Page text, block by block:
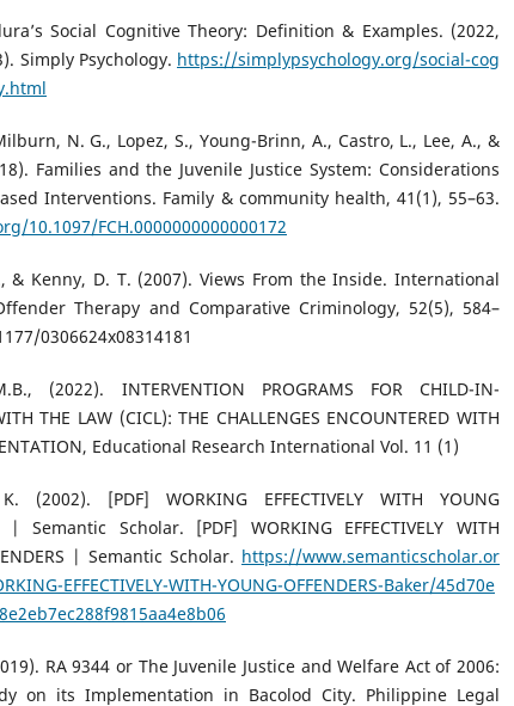
Social Cognitive Theory: Definition & Examples. (2022,
Simply Psychology. https://simplypsychology.org/social-cog
N. G., Lopez, S., Young-Brinn, A., Castro, L., Lee, A., &
Families and the Juvenile Justice System: Considerations
Interventions. Family & community health, 41(1), 55–63.
10.1097/FCH.0000000000000172
& Kenny, D. T. (2007). Views From the Inside. International
Therapy and Comparative Criminology, 52(5), 584–
0306624x08314181
(2022). INTERVENTION PROGRAMS FOR CHILD-IN-
THE LAW (CICL): THE CHALLENGES ENCOUNTERED WITH
Educational Research International Vol. 11 (1)
(2002). [PDF] WORKING EFFECTIVELY WITH YOUNG
| Semantic Scholar. [PDF] WORKING EFFECTIVELY WITH
| Semantic Scholar. https://www.semanticscholar.or
EFFECTIVELY-WITH-YOUNG-OFFENDERS-Baker/45d70e
RA 9344 or The Juvenile Justice and Welfare Act of 2006:
on its Implementation in Bacolod City. Philippine Legal